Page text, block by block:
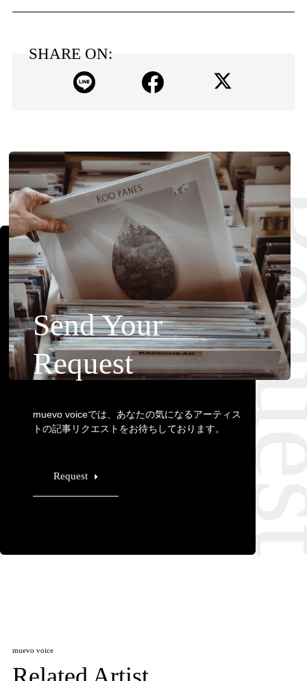
SHARE ON:
Send Your
Request
muevo voiceでは、あなたの気になるアーティス
トの記事リクエストをお待ちしております。
Request
muevo voice